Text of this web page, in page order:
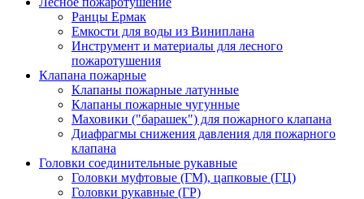
Ранцы Ермак
Емкости для воды из Виниплана
Инструмент и материалы для лесного
пожаротушения
Клапана пожарные
Клапаны пожарные латунные
Клапаны пожарные чугунные
Маховики ("барашек") для пожарного клапана
Диафрагмы снижения давления для пожарного
клапана
Головки соединительные рукавные
Головки муфтовые (ГМ), цапковые (ГЦ)
Головки рукавные (ГР)